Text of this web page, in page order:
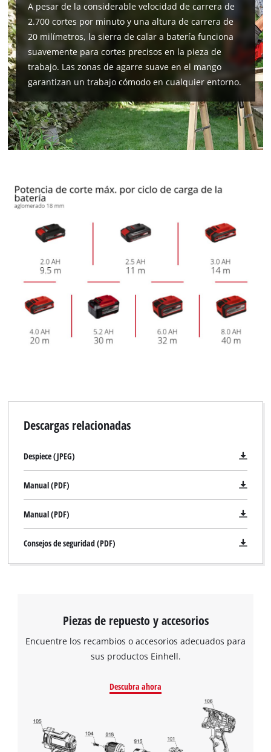
A pesar de la considerable velocidad de carrera de
2.700 cortes por minuto y una altura de carrera de
20 milímetros, la sierra de calar a batería funciona
suavemente para cortes precisos en la pieza de
trabajo. Las zonas de agarre suave en el mango
garantizan un trabajo cómodo en cualquier entorno.
Descargas relacionadas
Despiece (JPEG)
Manual (PDF)
Manual (PDF)
Consejos de seguridad (PDF)
Piezas de repuesto y accesorios
Encuentre los recambios o accesorios adecuados para
sus productos Einhell.
Descubra ahora